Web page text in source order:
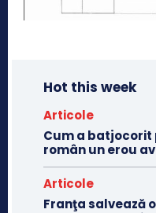
Hot this week
Articole
Cum a
român un erou
Articole
Franţa salvează